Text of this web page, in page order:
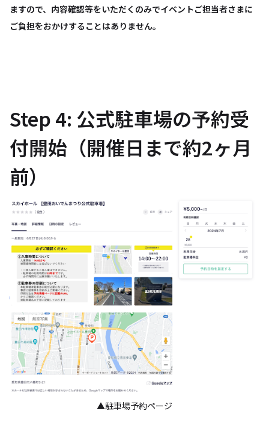
ますので、内容確認等をいただくのみでイベントご担当者さまに
ご負担をおかけすることはありません。
Step 4: 公式駐車場の予約受
付開始（開催日まで約2ヶ月
前）
▲駐車場予約ページ